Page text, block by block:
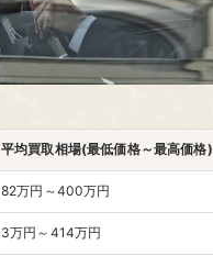
平均買取相場(最低価格～最高価格)
82万円～400万円
3万円～414万円